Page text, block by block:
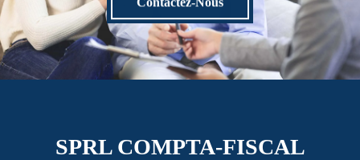
SPRL COMPTA-FISCAL